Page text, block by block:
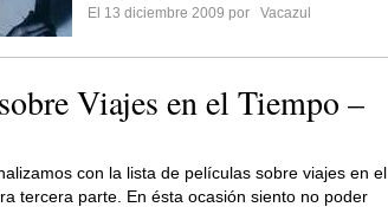
El 13 diciembre 2009 por
Vacazul
Viajes en el Tiempo –
con la lista de películas sobre viajes en el
tercera parte. En ésta ocasión siento no poder